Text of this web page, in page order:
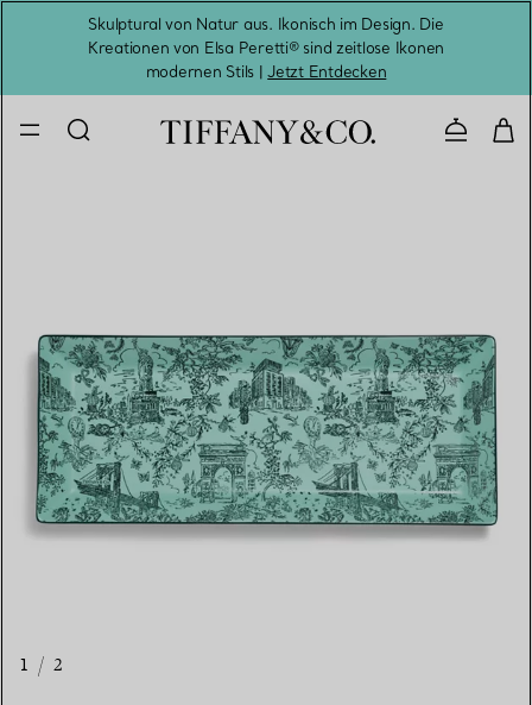
Skulptural von Natur aus. Ikonisch im Design. Die
Kreationen von Elsa Peretti® sind zeitlose Ikonen
modernen Stils |Jetzt Entdecken
1 / 2